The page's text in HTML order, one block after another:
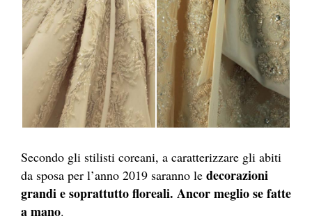
Secondo gli stilisti coreani, a caratterizzare gli abiti
da sposa per l’anno 2019 saranno le decorazioni
grandi e soprattutto floreali. Ancor meglio se fatte
a mano.